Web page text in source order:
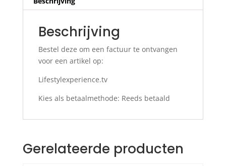
Beschrijving
Bestel deze om een factuur te ontvangen
voor een artikel op:
Lifestylexperience.tv
Kies als betaalmethode: Reeds betaald
Gerelateerde producten